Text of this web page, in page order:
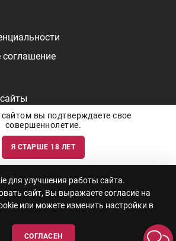
соглашение
товаров носит ознакомительный
точной. Цены на импортные товары особенно
и цен вы так же можете уточнить по
66с 11-22 ежедневно.
Лицензия на торговлю алкоголем: №
номер 78РПА000752 от
11.10.2028
вы подтверждаете свое
совершеннолетие.
Я СТАРШЕ 18 ЛЕТ
для улучшения работы сайта.
сайт, Вы выражаете согласие на
или можете изменить настройки в
СОГЛАСЕН